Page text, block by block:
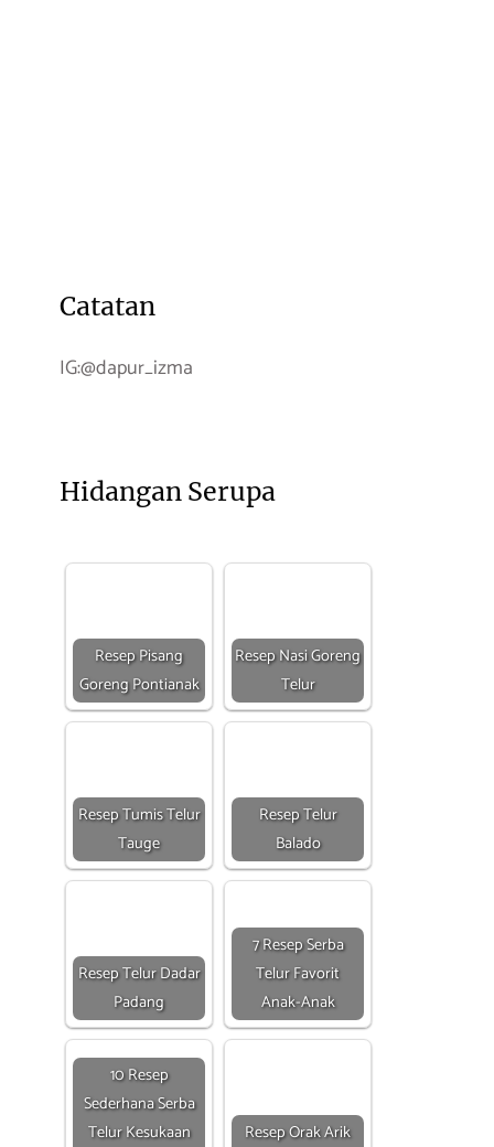
Catatan
IG:@dapur_izma
Hidangan Serupa
Resep Pisang
Goreng Pontianak
Resep Nasi Goreng
Telur
Resep Tumis Telur
Tauge
Resep Telur
Balado
Resep Telur Dadar
Padang
7 Resep Serba
Telur Favorit
Anak-Anak
10 Resep
Sederhana Serba
Telur Kesukaan
Resep Orak Arik